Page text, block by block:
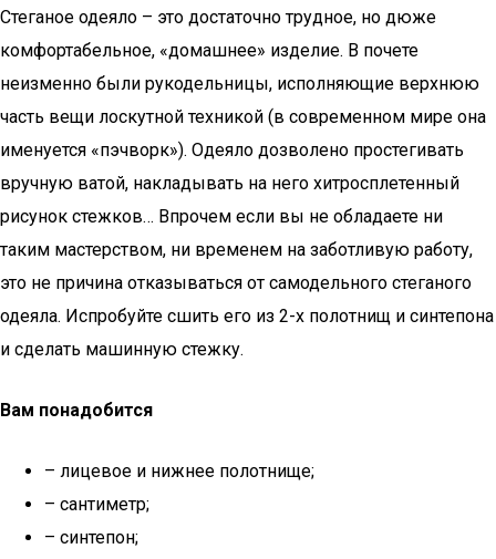
Стеганое одеяло – это достаточно трудное, но дюже
комфортабельное, «домашнее» изделие. В почете
неизменно были рукодельницы, исполняющие верхнюю
часть вещи лоскутной техникой (в современном мире она
именуется «пэчворк»). Одеяло дозволено простегивать
вручную ватой, накладывать на него хитросплетенный
рисунок стежков… Впрочем если вы не обладаете ни
таким мастерством, ни временем на заботливую работу,
это не причина отказываться от самодельного стеганого
одеяла. Испробуйте сшить его из 2-х полотнищ и синтепона
и сделать машинную стежку.
Вам понадобится
– лицевое и нижнее полотнище;
– сантиметр;
– синтепон;